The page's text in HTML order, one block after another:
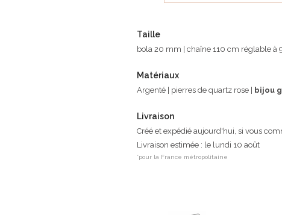
Taille
bola 20 mm | chaîne 110 cm réglable à
Matériaux
Argenté | pierres de quartz rose | bijou
Livraison
Créé et expédié aujourd'hui, si vous
Livraison estimée : le lundi 10 août
*pour la France métropolitaine